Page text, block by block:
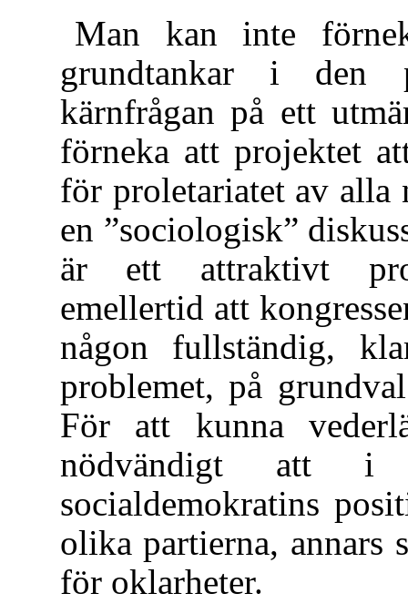
Man kan inte
grundtankar i den
kärnfrågan på ett
förneka att projektet
för proletariatet av alla
en ”sociologisk”
är ett attraktivt
emellertid att
någon fullständig,
problemet, på
För att kunna
nödvändigt att i
socialdemokratins
olika partierna, annars
för oklarheter.